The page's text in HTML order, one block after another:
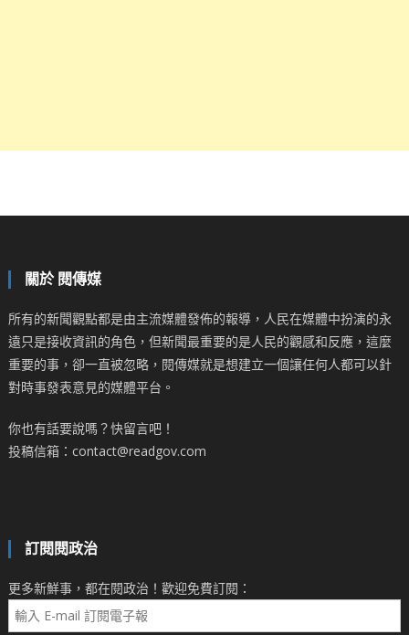
關於 閱傳媒
所有的新聞觀點都是由主流媒體發佈的報導，人民在媒體中扮演的永
遠只是接收資訊的角色，但新聞最重要的是人民的觀感和反應，這麼
重要的事，卻一直被忽略，閱傳媒就是想建立一個讓任何人都可以針
對時事發表意見的媒體平台。
你也有話要說嗎？快留言吧！
投稿信箱：contact@readgov.com
訂閱閱政治
更多新鮮事，都在閱政治！歡迎免費訂閱：